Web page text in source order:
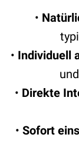
•
• Individuell
• Direkte
• Sofort